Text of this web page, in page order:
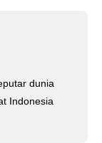
dunia
Indonesia